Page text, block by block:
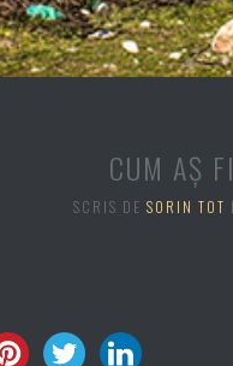
CUM AȘ
SCRIS DESORIN TOT